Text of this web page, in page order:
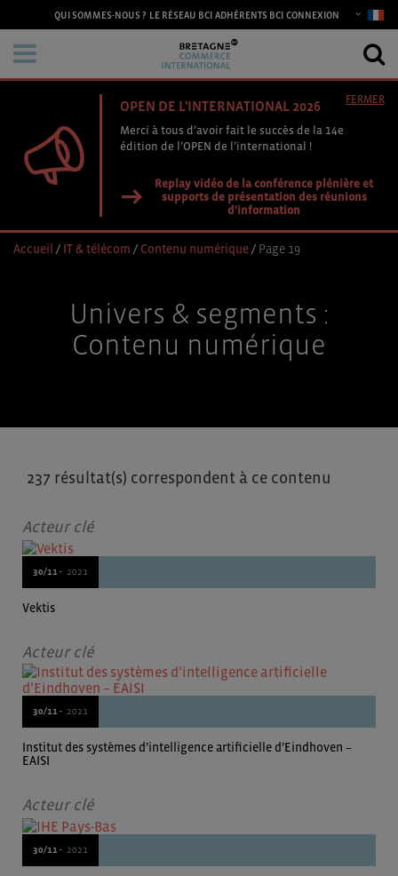
QUI SOMMES-NOUS ? LE RÉSEAU BCI ADHÉRENTS BCI CONNEXION
OPEN DE L'INTERNATIONAL 2026
Merci à tous d’avoir fait le succès de la 14e
édition de l’OPEN de l’international !
Replay vidéo de la conférence plénière et
supports de présentation des réunions
d'information
FERMER
Accueil / IT & télécom / Contenu numérique/ Page 19
Univers & segments :
Contenu numérique
237 résultat(s) correspondent à ce contenu
Acteur clé
30/11 - 2021
Vektis
Acteur clé
30/11 - 2021
Institut des systèmes d’intelligence artificielle d’Eindhoven –
EAISI
Acteur clé
30/11 - 2021